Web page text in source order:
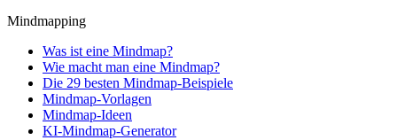
Mindmapping
Was ist eine Mindmap?
Wie macht man eine Mindmap?
Die 29 besten Mindmap-Beispiele
Mindmap-Vorlagen
Mindmap-Ideen
KI-Mindmap-Generator